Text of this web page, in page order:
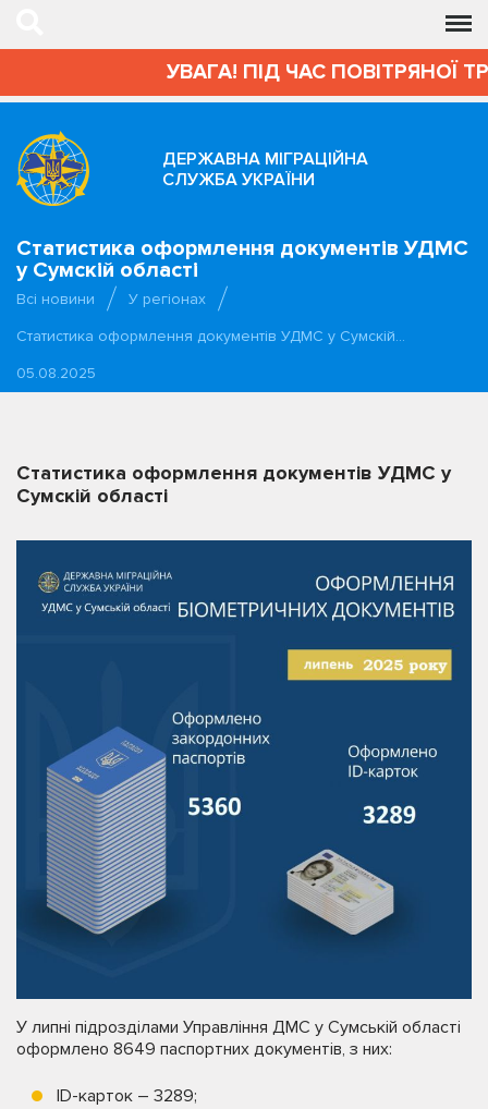
УВАГА! ПІД ЧАС ПОВІТРЯНОЇ
ДЕРЖАВНА МІГРАЦІЙНА
СЛУЖБА УКРАЇНИ
Статистика оформлення документів УДМС
у Сумскій області
Всі новини
У регіонах
Статистика оформлення документів УДМС у Сумскій…
05.08.2025
Статистика оформлення документів УДМС у
Сумскій області
У липні підрозділами Управління ДМС у Сумській області
оформлено 8649 паспортних документів, з них:
ID-карток – 3289;